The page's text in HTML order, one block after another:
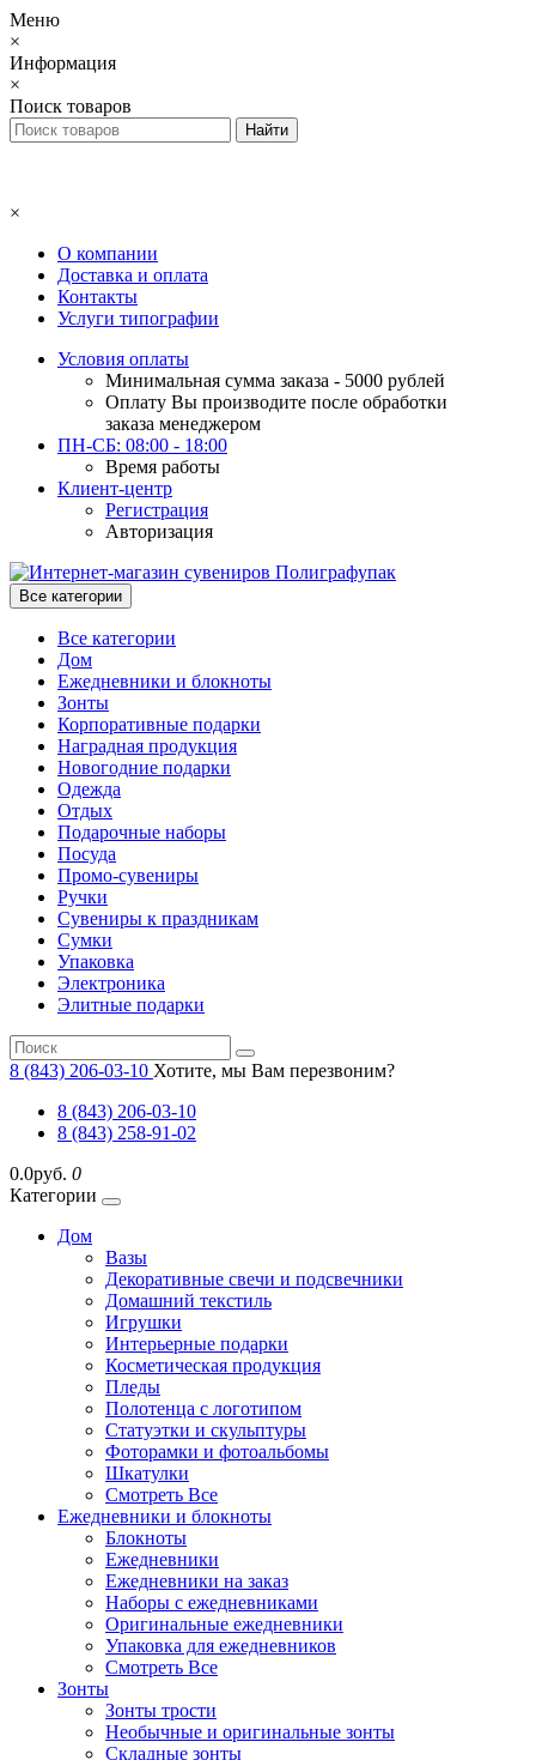
Меню
×
Информация
×
Поиск товаров
×
О компании
Доставка и оплата
Контакты
Услуги типографии
Условия оплаты
Минимальная сумма заказа - 5000 рублей
Оплату Вы производите после обработки
заказа менеджером
ПН-СБ: 08:00 - 18:00
Время работы
Клиент-центр
Регистрация
Авторизация
Все категории
Все категории
Дом
Ежедневники и блокноты
Зонты
Корпоративные подарки
Наградная продукция
Новогодние подарки
Одежда
Отдых
Подарочные наборы
Посуда
Промо-сувениры
Ручки
Сувениры к праздникам
Сумки
Упаковка
Электроника
Элитные подарки
8 (843) 206-03-10 Хотите, мы Вам перезвоним?
8 (843) 206-03-10
8 (843) 258-91-02
0.0руб. 0
Категории
Дом
Вазы
Декоративные свечи и подсвечники
Домашний текстиль
Игрушки
Интерьерные подарки
Косметическая продукция
Пледы
Полотенца с логотипом
Статуэтки и скульптуры
Фоторамки и фотоальбомы
Шкатулки
Смотреть Все
Ежедневники и блокноты
Блокноты
Ежедневники
Ежедневники на заказ
Наборы с ежедневниками
Оригинальные ежедневники
Упаковка для ежедневников
Смотреть Все
Зонты
Зонты трости
Необычные и оригинальные зонты
Складные зонты